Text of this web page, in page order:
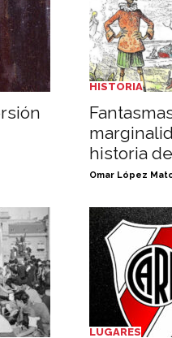
HISTORIA
historia
Omar López
LUGARES